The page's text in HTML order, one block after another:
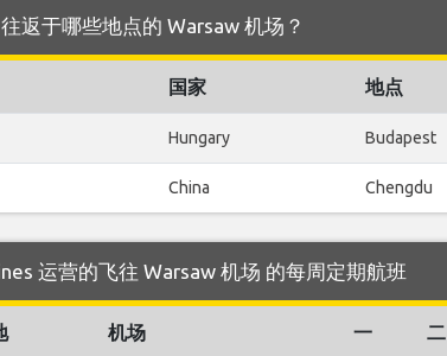
返于哪些地点的 Warsaw 机场？
国家 地点
Hungary Budapest
China Chengdu
运营的飞往 Warsaw 机场 的每周定期航班
机场 一 二